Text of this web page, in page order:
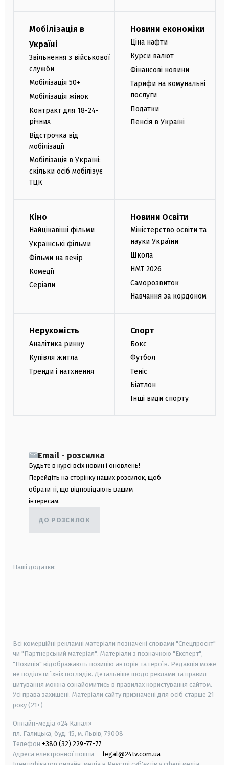
Мобілізація в
Україні
Звільнення з військової
служби
Мобілізація 50+
Мобілізація жінок
Контракт для 18-24-
річних
Відстрочка від
мобілізації
Мобілізація в Україні:
скільки осіб мобілізує
ТЦК
Новини економіки
Ціна нафти
Курси валют
Фінансові новини
Тарифи на комунальні
послуги
Податки
Пенсія в Україні
Кіно
Найцікавіші фільми
Українські фільми
Фільми на вечір
Комедії
Серіали
Новини Освіти
Міністерство освіти та
науки України
Школа
НМТ 2026
Саморозвиток
Навчання за кордоном
Нерухомість
Аналітика ринку
Купівля житла
Тренди і натхнення
Спорт
Бокс
Футбол
Теніс
Біатлон
Інші види спорту
Email - розсилка
Будьте в курсі всіх новин і оновлень!
Перейдіть на сторінку наших розсилок, щоб
обрати ті, що відповідають вашим
інтересам.
ДО РОЗСИЛОК
Наші додатки:
Всі комерційні рекламні матеріали позначені словами "Спецпроєкт"
чи "Партнерський матеріал". Матеріали з позначкою "Експерт",
"Позиція" відображають позицію авторів та героїв. Редакція може
не поділяти їхніх поглядів. Детальніше щодо реклами та правил
цитування можна ознайомитись в правилах користування сайтом.
Усі права захищені. Матеріали сайту призначені для осіб старше 21
року (21+)
Онлайн-медіа «24 Канал»
пл. Галицька, буд. 15, м. Львів, 79008
Телефон +380 (32) 229-77-77
Адреса електронної пошти — legal@24tv.com.ua